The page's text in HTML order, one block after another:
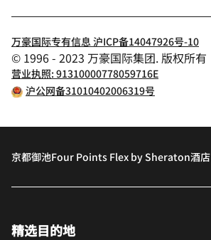
万豪国际专有信息 沪ICP备14047926号-10
© 1996 - 2023 万豪国际集团. 版权所有
营业执照: 91310000778059716E
沪公网备31010402006319号
京都御池Four Points Flex by Sheraton酒店
精选目的地